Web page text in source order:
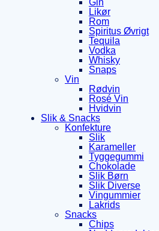
Gin
Likør
Rom
Spiritus Øvrigt
Tequila
Vodka
Whisky
Snaps
Vin
Rødvin
Rosé Vin
Hvidvin
Slik & Snacks
Konfekture
Slik
Karameller
Tyggegummi
Chokolade
Slik Børn
Slik Diverse
Vingummier
Lakrids
Snacks
Chips